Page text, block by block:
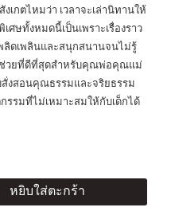
เกตไหมว่า เวลาจะเล่านิทานให้
ศษทั้งหมดนี้เป็นเพราะเรื่องราว
ลิดเพลินและสนุกสนานจนไม่รู้
วยที่ดีที่สุดสำหรับคุณพ่อคุณแม่
สั่งสอนคุณธรรมและจริยธรรม
รรมที่ไม่เหมาะสมให้กับเด็กได้
หยิบใส่ตะกร้า